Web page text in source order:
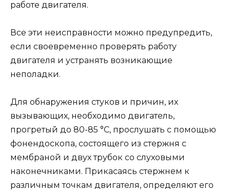
работе двигателя.
Все эти неисправности можно предупредить,
если своевременно проверять работу
двигателя и устранять возникающие
неполадки.
Для обнаружения стуков и причин, их
вызывающих, необходимо двигатель,
прогретый до 80-85 °C, прослушать с помощью
фонендоскопа, состоящего из стержня с
мембраной и двух трубок со слуховыми
наконечниками. Прикасаясь стержнем к
различным точкам двигателя, определяют его